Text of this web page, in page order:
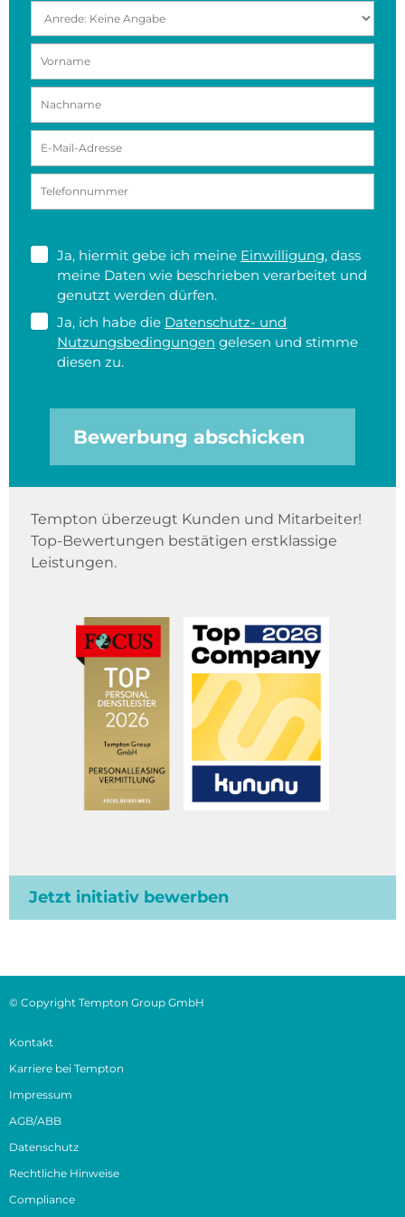
Ja, hiermit gebe ich meine Einwilligung, dass
meine Daten wie beschrieben verarbeitet und
genutzt werden dürfen.
Ja, ich habe die Datenschutz- und
Nutzungsbedingungen gelesen und stimme
diesen zu.
Bewerbung abschicken
Tempton überzeugt Kunden und Mitarbeiter!
Top-Bewertungen bestätigen erstklassige
Leistungen.
Jetzt initiativ bewerben
© Copyright Tempton Group GmbH
Kontakt
Karriere bei Tempton
Impressum
AGB/ABB
Datenschutz
Rechtliche Hinweise
Compliance